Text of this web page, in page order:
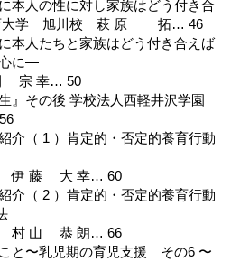
本人の性に対し家族はどう付き合
育大学 旭川校 萩 原 拓… 46
本人たちと家族はどう付き合えば
に―
宗 幸… 50
』その後 学校法人西軽井沢学園
介（ 1 ）肯定的・否定的養育行動
伊 藤 大 幸… 60
介（ 2 ）肯定的・否定的養育行動
村 山 恭 朗… 66
と〜乳児期の育児支援 その6 〜